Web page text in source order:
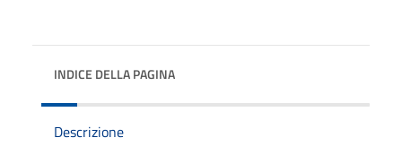
INDICE DELLA PAGINA
Descrizione